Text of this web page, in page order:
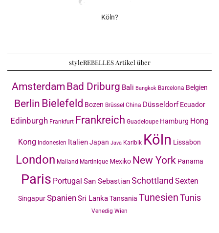
Köln?
styleREBELLES Artikel über
Amsterdam Bad Driburg Bali Bangkok Barcelona Belgien
Berlin Bielefeld Bozen Brüssel China Düsseldorf Ecuador
Edinburgh Frankfurt Frankreich Guadeloupe Hamburg Hong
Kong Indonesien ItalienJapan Java Karibik Köln Lissabon
London Mailand Martinique Mexiko New York Panama
Paris Portugal San SebastianSchottland Sexten
SingapurSpanienSri LankaTansania TunesienTunis
Venedig Wien